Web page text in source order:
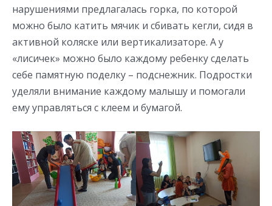
нарушениями предлагалась горка, по которой
можно было катить мячик и сбивать кегли, сидя в
активной коляске или вертикализаторе. А у
«лисичек» можно было каждому ребенку сделать
себе памятную поделку – подснежник. Подростки
уделяли внимание каждому малышу и помогали
ему управляться с клеем и бумагой.